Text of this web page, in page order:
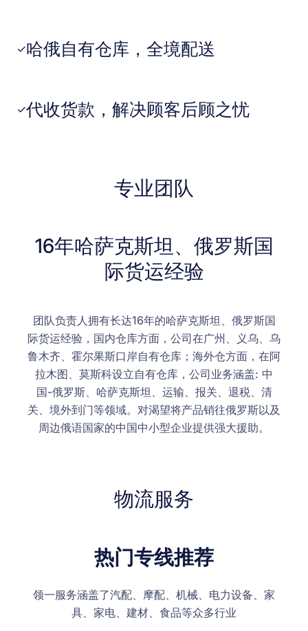
✓哈俄自有仓库，全境配送
✓代收货款，解决顾客后顾之忧
专业团队
16年哈萨克斯坦、俄罗斯国
际货运经验
团队负责人拥有长达16年的哈萨克斯坦、俄罗斯国
际货运经验，国内仓库方面，公司在广州、义乌、乌
鲁木齐、霍尔果斯口岸自有仓库；海外仓方面，在阿
拉木图、莫斯科设立自有仓库，公司业务涵盖: 中
国-俄罗斯、哈萨克斯坦、运输、报关、退税、清
关、境外到门等领域。对渴望将产品销往俄罗斯以及
周边俄语国家的中国中小型企业提供强大援助。
物流服务
热门专线推荐
领一服务涵盖了汽配、摩配、机械、电力设备、家
具、家电、建材、食品等众多行业